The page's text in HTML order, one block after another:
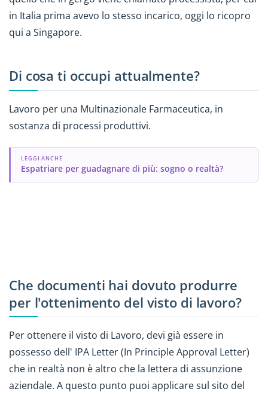
in Italia prima avevo lo stesso incarico, oggi lo ricopro
qui a Singapore.
Di cosa ti occupi attualmente?
Lavoro per una Multinazionale Farmaceutica, in
sostanza di processi produttivi.
LEGGI ANCHE
Espatriare per guadagnare di più: sogno o realtà?
Che documenti hai dovuto produrre
per l'ottenimento del visto di lavoro?
Per ottenere il visto di Lavoro, devi già essere in
possesso dell' IPA Letter (In Principle Approval Letter)
che in realtà non è altro che la lettera di assunzione
aziendale. A questo punto puoi applicare sul sito del